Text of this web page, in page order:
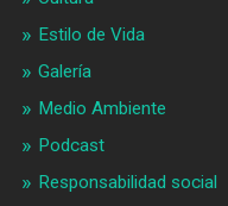
Estilo de Vida
Galería
Medio Ambiente
Podcast
Responsabilidad social